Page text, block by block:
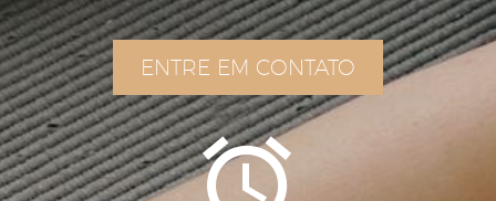
ENTRE EM CONTATO